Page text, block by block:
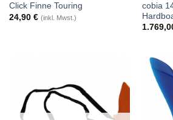
Click Finne Touring
24,90 € (inkl. Mwst.)
cobia